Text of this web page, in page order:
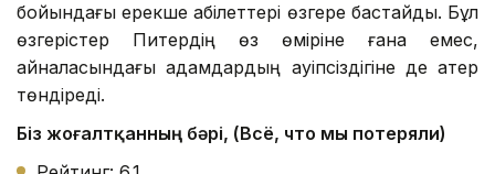
бойындағы ерекше қабілеттері өзгере бастайды. Бұл
өзгерістер Питердің өз өміріне ғана емес,
айналасындағы адамдардың қауіпсіздігіне де қатер
төндіреді.
Біз жоғалтқанның бәрі, (Всё, что мы потеряли)